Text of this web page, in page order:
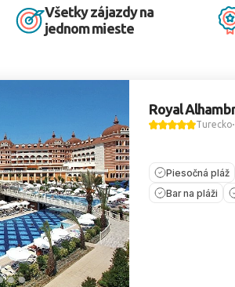
Všetky zájazdy na
jednom mieste
Royal
Turecko
Piesočná pláž
Bar na pláži